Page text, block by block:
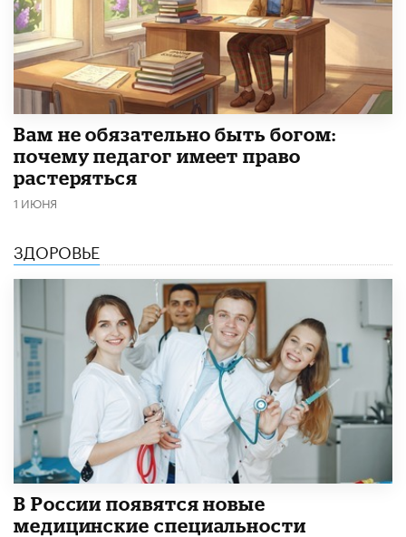
​Вам не обязательно быть богом:
почему педагог имеет право
растеряться
1 ИЮНЯ
ЗДОРОВЬЕ
В России появятся новые
медицинские специальности